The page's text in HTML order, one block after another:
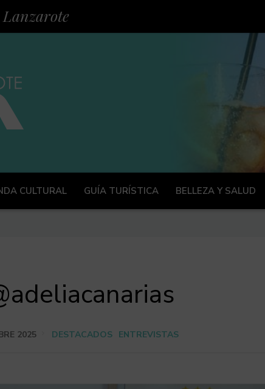
CULTURAL GUÍA TURÍSTICA BELLEZA Y SALUD
2025 DESTACADOS ENTREVISTAS